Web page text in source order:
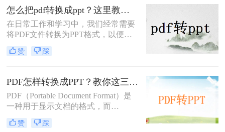
用，但PPT（PowerPoint）则因其动态
演示功能而备受青睐。那么pdf怎么转
换成ppt呢？本文将介绍三种将PDF转
换为PPT的高效方法，帮助您轻松完
成格式转换。
怎么把pdf转换成ppt？这里教你这四种方法！
在日常工作和学习中，我们经常需要
将PDF文件转换为PPT格式，以便更
好地进行演示和编辑。那么怎么把
PDF转换成PPT呢？以下将介绍三种
PDF到PPT的转换。
赞 踩
PDF怎样转换成PPT？教你这三种转换方法！
PDF（Portable Document Format）是
一种用于显示文档的格式，而
PPT（PowerPoint）是一种用于演示的
文件格式。PDF文件常用于保存文档
赞 踩